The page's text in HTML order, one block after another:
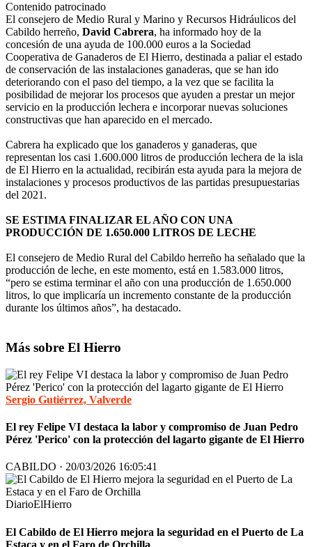
Contenido patrocinado
El consejero de Medio Rural y Marino y Recursos Hidráulicos del
Cabildo herreño, David Cabrera, ha informado hoy de la
concesión de una ayuda de 100.000 euros a la Sociedad
Cooperativa de Ganaderos de El Hierro, destinada a paliar el estado
de conservación de las instalaciones ganaderas, que se han ido
deteriorando con el paso del tiempo, a la vez que se facilita la
posibilidad de mejorar los procesos que ayuden a prestar un mejor
servicio en la producción lechera e incorporar nuevas soluciones
constructivas que han aparecido en el mercado.
Cabrera ha explicado que los ganaderos y ganaderas, que
representan los casi 1.600.000 litros de producción lechera de la isla
de El Hierro en la actualidad, recibirán esta ayuda para la mejora de
instalaciones y procesos productivos de las partidas presupuestarias
del 2021.
SE ESTIMA FINALIZAR EL AÑO CON UNA
PRODUCCIÓN DE 1.650.000 LITROS DE LECHE
El consejero de Medio Rural del Cabildo herreño ha señalado que la
producción de leche, en este momento, está en 1.583.000 litros,
“pero se estima terminar el año con una producción de 1.650.000
litros, lo que implicaría un incremento constante de la producción
durante los últimos años”, ha destacado.
Más sobre El Hierro
Sergio Gutiérrez, Valverde
El rey Felipe VI destaca la labor y compromiso de Juan Pedro
Pérez 'Perico' con la protección del lagarto gigante de El Hierro
CABILDO · 20/03/2026 16:05:41
DiarioElHierro
El Cabildo de El Hierro mejora la seguridad en el Puerto de La
Estaca y en el Faro de Orchilla